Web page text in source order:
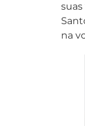
na